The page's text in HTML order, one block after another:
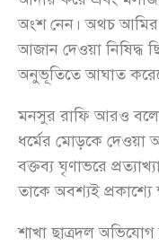
অংশ নেন। অথচ আমির
আজান দেওয়া নিষিদ্ধ
অনুভূতিতে আঘাত করেছে
মনসুর রাফি আরও
ধর্মের মোড়কে দেওয়া
বক্তব্য ঘৃণাভরে
তাকে অবশ্যই প্রকাশ্যে
শাখা ছাত্রদল